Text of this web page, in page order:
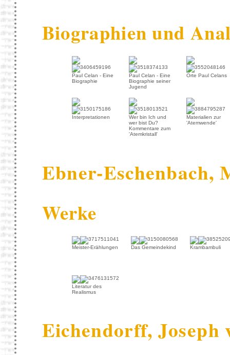
Biographien und
Paul Celan - Eine
Biographie
Paul Celan - Eine
Biographie seiner
Jugend
Orte Paul Celans
Interpretationen
Wer bin Ich und
wer bist Du?
Kommentare zum
'Atemkristall'
Materialien zur
'Atemwende'
Ebner-Eschenbach,
Werke
Meister-Erählungen Das Gemeindekind Krambambuli
Literatur des
Realismus
Eichendorff, Joseph